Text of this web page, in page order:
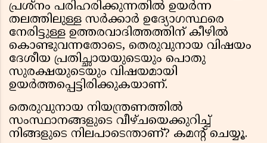
പ്രശ്നം പരിഹരിക്കുന്നതിൽ ഉയർന്ന
തലത്തിലുള്ള സർക്കാർ ഉദ്യോഗസ്ഥരെ
നേരിട്ടുള്ള ഉത്തരവാദിത്തത്തിന് കീഴിൽ
കൊണ്ടുവന്നതോടെ, തെരുവുനായ വിഷയം
ദേശീയ പ്രതിച്ഛായയുടെയും പൊതു
സുരക്ഷയുടെയും വിഷയമായി
ഉയർത്തപ്പെട്ടിരിക്കുകയാണ്.
തെരുവുനായ നിയന്ത്രണത്തിൽ
സംസ്ഥാനങ്ങളുടെ വീഴ്ചയെക്കുറിച്ച്
നിങ്ങളുടെ നിലപാടെന്താണ്? കമൻ്റ് ചെയ്യൂ.